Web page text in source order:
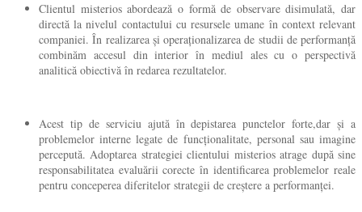
Clientul misterios abordează o formă de observare disimulată, dar
directă la nivelul contactului cu resursele umane în context relevant
companiei. În realizarea și operaționalizarea de studii de performanță
combinăm accesul din interior în mediul ales cu o perspectivă
analitică obiectivă în redarea rezultatelor.
Acest tip de serviciu ajută în depistarea punctelor forte,dar și a
problemelor interne legate de funcționalitate, personal sau imagine
percepută. Adoptarea strategiei clientului misterios atrage după sine
responsabilitatea evaluării corecte în identificarea problemelor reale
pentru conceperea diferitelor strategii de creștere a performanței.